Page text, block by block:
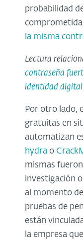
probabilidad
la misma
Lectura
contraseña
identidad digital
Por otro lado,
gratuitas en
automatizan
hydra o
mismas
investigación
al momento
pruebas de
están
la empresa